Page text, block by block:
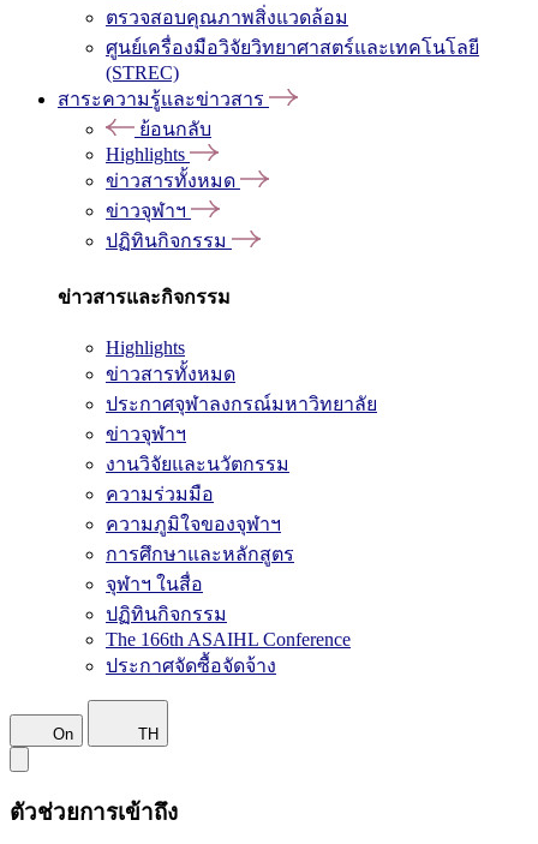
ตรวจสอบคุณภาพสิ่งแวดล้อม
ศูนย์เครื่องมือวิจัยวิทยาศาสตร์และเทคโนโลยี
(STREC)
สาระความรู้และข่าวสาร
ย้อนกลับ
Highlights
ข่าวสารทั้งหมด
ข่าวจุฬาฯ
ปฏิทินกิจกรรม
ข่าวสารและกิจกรรม
Highlights
ข่าวสารทั้งหมด
ประกาศจุฬาลงกรณ์มหาวิทยาลัย
ข่าวจุฬาฯ
งานวิจัยและนวัตกรรม
ความร่วมมือ
ความภูมิใจของจุฬาฯ
การศึกษาและหลักสูตร
จุฬาฯ ในสื่อ
ปฏิทินกิจกรรม
The 166th ASAIHL Conference
ประกาศจัดซื้อจัดจ้าง
On TH
ตัวช่วยการเข้าถึง